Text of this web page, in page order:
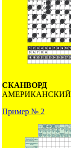
СКАНВОРД
АМЕРИКАНСКИЙ
Пример № 2